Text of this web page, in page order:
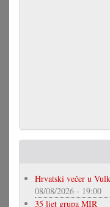
Hrvatski večer u
08/08/2026 - 19:00
35 ljet grupa MIR